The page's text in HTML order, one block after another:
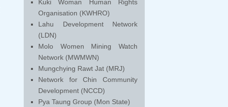
Kuki Woman Human Rights
Organisation (KWHRO)
Lahu Development Network
(LDN)
Molo Women Mining Watch
Network (MWMWN)
Mungchying Rawt Jat (MRJ)
Network for Chin Community
Development (NCCD)
Pya Taung Group (Mon State)